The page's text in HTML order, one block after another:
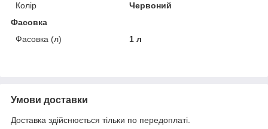
Колір
Червоний
Фасовка
Фасовка (л)
1 л
Умови доставки
Доставка здійснюється тільки по передоплаті.